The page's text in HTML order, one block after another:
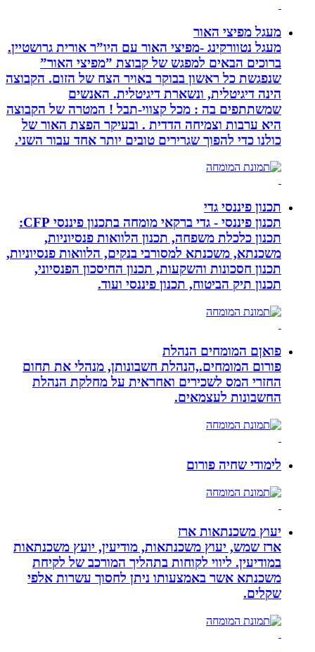
מעגל מפיצי האור
מעגל נטוורקינג -מפיצי האור עם היו”ר אורית גרושטיין.
ברוכים הבאים למפגש של קבוצת ”מפיצי האור”
שנפגשת כל ראשון בבוקר באויר הצח של הזום. הקבוצה
הינה דיגיטלית, ונשארת דיגיטלית. האנשים
שמשתתפים בה : מכל קצווי-תבל ! המטרה של הקבוצה
היא ערבות וצמיחה הדדית . ובעיקר הפצת האור של
כולנו כדי להפוך שגרירים טובים יותר אחד עבור השני.
תכנון פיננסי גדי
תכנון פיננסי - גדי ברקאי מומחה בתכנון פיננסי CFP:
תכנון כלכלת משפחה, תכנון הלוואות פנסיוניות,
משכנתא, משכנתא למסורבי בנקים, הלוואות פנסיוניות,
תכנון חסכונות והשקעות, תכנון החיסכון הפנסיוני,
תכנון תיק הביטוח, תכנון פיננסי ועוד.
פואןם המומחים הנהלת
פורום המומחים.,הנהלת חשבונותן, מנהלי את תחום
החזרי המס לשכירים ואחראית על מחלקת הנהלת
החשבונות לעצמאים.
לימודי שחיה פורום
יעוץ משכנתאות ארז
ארז שמש, יעוץ משכנתאות, מודיעין, יועץ משכנתאות
במודיעין. ליווי לקוחות בתהליך המורכב של לקיחת
משכנתא אשר באמצעותו ניתן לחסוך עשרות אלפי
שקלים.